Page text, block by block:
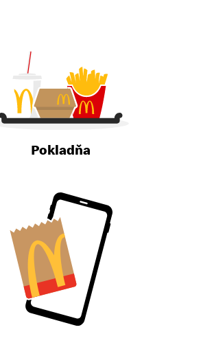
Pokladňa